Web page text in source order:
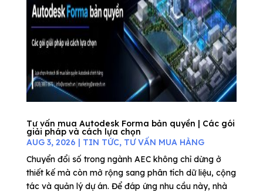
Tư vấn mua Autodesk Forma bản quyền | Các gói
giải pháp và cách lựa chọn
AUG 3, 2026 | TIN TỨC, TƯ VẤN MUA HÀNG
Chuyển đổi số trong ngành AEC không chỉ dừng ở
thiết kế mà còn mở rộng sang phân tích dữ liệu, cộng
tác và quản lý dự án. Để đáp ứng nhu cầu này, nhà